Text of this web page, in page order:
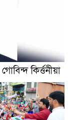
কির্ত্তনীয়া